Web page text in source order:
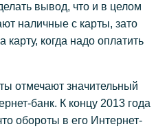
вывод, что и в целом
наличные с карты, зато
когда надо оплатить
отмечают значительный
банк. К концу 2013 года
обороты в его Интернет-